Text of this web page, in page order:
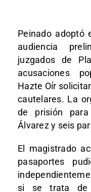
Peinado adoptó
audiencia
juzgados de
acusaciones
Hazte Oír
cautelares. La
de prisión
Álvarez y seis
El magistrado
pasaportes
si se trata de